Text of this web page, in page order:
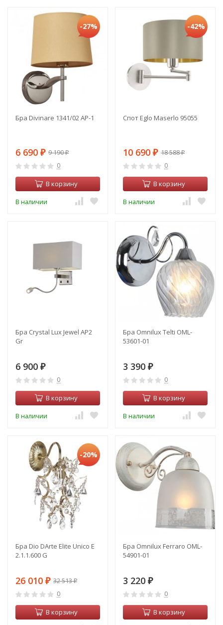
-27%
Бра Divinare 1341/02 AP-1
6 690 ₽ 9 190₽
0
В корзину
В наличии
-42%
Спот Eglo Maserlo 95055
10 690 ₽ 18 588₽
0
В корзину
В наличии
Бра Crystal Lux Jewel AP2
Gr
6 900 ₽
0
В корзину
В наличии
Бра Omnilux Telti OML-
53601-01
3 390 ₽
0
В корзину
В наличии
-20%
Бра Dio DArte Elite Unico E
2.1.1.600 G
26 010 ₽ 32 513₽
0
В корзину
Бра Omnilux Ferraro OML-
54901-01
3 220 ₽
0
В корзину